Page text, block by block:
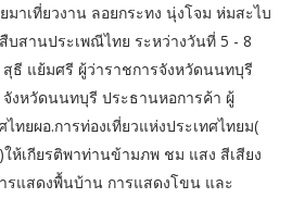
าเที่ยวงาน ลอยกระทง นุ่งโจม ห่มสะไบ
บสานประเพณีไทย ระหว่างวันที่ 5 - 8
ธี แย้มศรี ผู้ว่าราชการจังหวัดนนทบุรี
งหวัดนนทบุรี ประธานหอการค้า ผู้
ไทยผอ.การท่องเที่ยวแห่งประเทศไทยม(
ห้เกียรติพาท่านข้ามภพ ชม แสง สีเสียง
รแสดงพื้นบ้าน การแสดงโขน และ